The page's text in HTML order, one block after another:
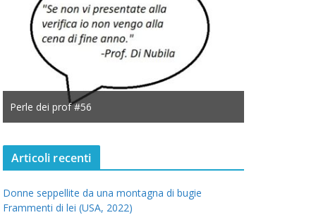
Perle dei prof #55
Articoli recenti
Donne seppellite da una montagna di bugie
Frammenti di lei (USA, 2022)